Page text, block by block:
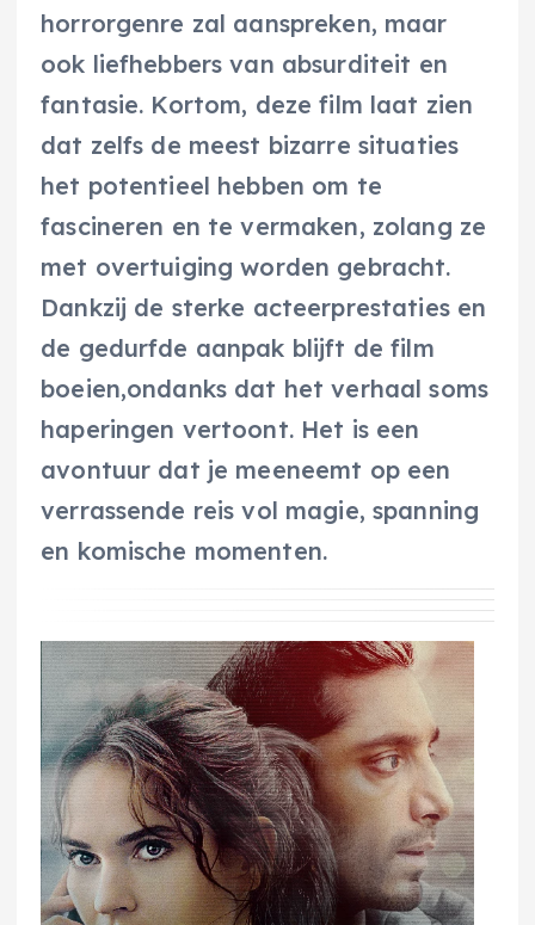
horrorgenre zal aanspreken, maar
ook liefhebbers van absurditeit en
fantasie. Kortom, deze film laat zien
dat zelfs de meest bizarre situaties
het potentieel hebben om te
fascineren en te vermaken, zolang ze
met overtuiging worden gebracht.
Dankzij de sterke acteerprestaties en
de gedurfde aanpak blijft de film
boeien,ondanks dat het verhaal soms
haperingen vertoont. Het is een
avontuur dat je meeneemt op een
verrassende reis vol magie, spanning
en komische momenten.